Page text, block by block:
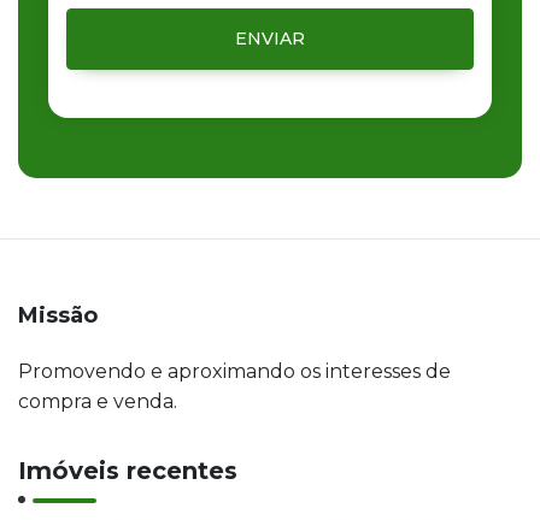
ENVIAR
Missão
Promovendo e aproximando os interesses de
compra e venda.
Imóveis recentes